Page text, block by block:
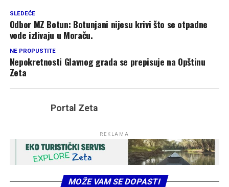
SLEDEĆE
Odbor MZ Botun: Botunjani nijesu krivi što se otpadne
vode izlivaju u Moraču.
NE PROPUSTITE
Nepokretnosti Glavnog grada se prepisuje na Opštinu
Zeta
Portal Zeta
REKLAMA
MOŽE VAM SE DOPASTI